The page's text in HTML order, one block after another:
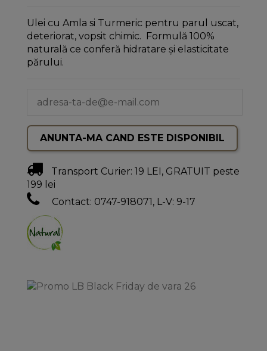
Ulei cu Amla si Turmeric pentru parul uscat,
deteriorat, vopsit chimic. Formulă 100%
naturală ce conferă hidratare și elasticitate
părului.
Transport Curier: 19 LEI, GRATUIT peste
199 lei
Contact: 0747-918071, L-V: 9-17